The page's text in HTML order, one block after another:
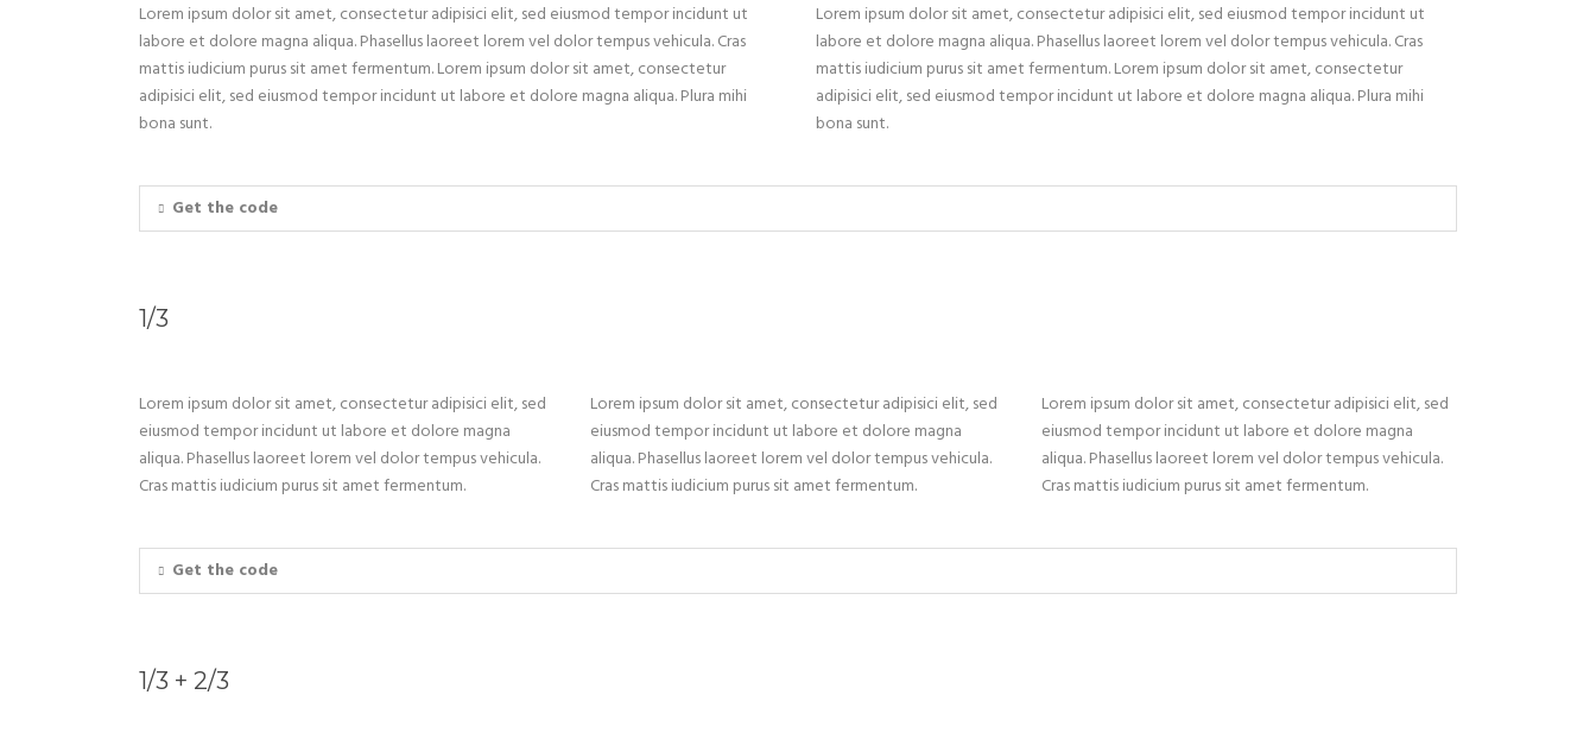
Lorem ipsum dolor sit amet, consectetur adipisici elit, sed eiusmod tempor incidunt ut
labore et dolore magna aliqua. Phasellus laoreet lorem vel dolor tempus vehicula. Cras
mattis iudicium purus sit amet fermentum. Lorem ipsum dolor sit amet, consectetur
adipisici elit, sed eiusmod tempor incidunt ut labore et dolore magna aliqua. Plura mihi
bona sunt.
Lorem ipsum dolor sit amet, consectetur adipisici elit, sed eiusmod tempor incidunt ut
labore et dolore magna aliqua. Phasellus laoreet lorem vel dolor tempus vehicula. Cras
mattis iudicium purus sit amet fermentum. Lorem ipsum dolor sit amet, consectetur
adipisici elit, sed eiusmod tempor incidunt ut labore et dolore magna aliqua. Plura mihi
bona sunt.
Get the code
1/3
Lorem ipsum dolor sit amet, consectetur adipisici elit, sed
eiusmod tempor incidunt ut labore et dolore magna
aliqua. Phasellus laoreet lorem vel dolor tempus vehicula.
Cras mattis iudicium purus sit amet fermentum.
Lorem ipsum dolor sit amet, consectetur adipisici elit, sed
eiusmod tempor incidunt ut labore et dolore magna
aliqua. Phasellus laoreet lorem vel dolor tempus vehicula.
Cras mattis iudicium purus sit amet fermentum.
Lorem ipsum dolor sit amet, consectetur adipisici elit, sed
eiusmod tempor incidunt ut labore et dolore magna
aliqua. Phasellus laoreet lorem vel dolor tempus vehicula.
Cras mattis iudicium purus sit amet fermentum.
Get the code
1/3 + 2/3